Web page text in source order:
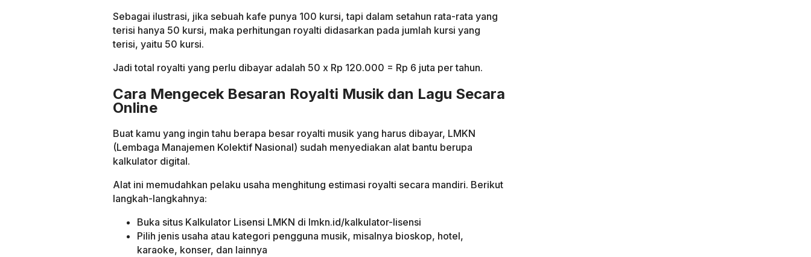
Sebagai ilustrasi, jika sebuah kafe punya 100 kursi, tapi dalam setahun rata-rata yang
terisi hanya 50 kursi, maka perhitungan royalti didasarkan pada jumlah kursi yang
terisi, yaitu 50 kursi.
Jadi total royalti yang perlu dibayar adalah 50 x Rp 120.000 = Rp 6 juta per tahun.
Cara Mengecek Besaran Royalti Musik dan Lagu Secara
Online
Buat kamu yang ingin tahu berapa besar royalti musik yang harus dibayar, LMKN
(Lembaga Manajemen Kolektif Nasional) sudah menyediakan alat bantu berupa
kalkulator digital.
Alat ini memudahkan pelaku usaha menghitung estimasi royalti secara mandiri. Berikut
langkah-langkahnya:
Buka situs Kalkulator Lisensi LMKN di lmkn.id/kalkulator-lisensi
Pilih jenis usaha atau kategori pengguna musik, misalnya bioskop, hotel,
karaoke, konser, dan lainnya